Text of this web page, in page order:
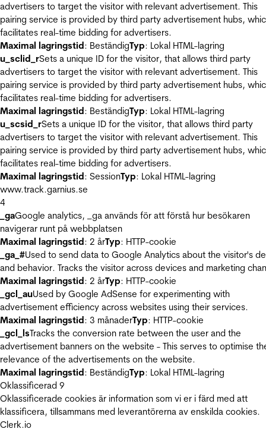
advertisers to target the visitor with relevant advertisement. This
pairing service is provided by third party advertisement hubs,
facilitates real-time bidding for advertisers.
Maximal lagringstid: BeständigTyp: Lokal HTML-lagring
u_sclid_rSets a unique ID for the visitor, that allows third party
advertisers to target the visitor with relevant advertisement. This
pairing service is provided by third party advertisement hubs,
facilitates real-time bidding for advertisers.
Maximal lagringstid: BeständigTyp: Lokal HTML-lagring
u_scsid_rSets a unique ID for the visitor, that allows third party
advertisers to target the visitor with relevant advertisement. This
pairing service is provided by third party advertisement hubs,
facilitates real-time bidding for advertisers.
Maximal lagringstid: SessionTyp: Lokal HTML-lagring
www.track.garnius.se
4
_gaGoogle analytics, _ga används för att förstå hur besökaren
navigerar runt på webbplatsen
Maximal lagringstid: 2 årTyp: HTTP-cookie
_ga_#Used to send data to Google Analytics about the visitor's
and behavior. Tracks the visitor across devices and marketing
Maximal lagringstid: 2 årTyp: HTTP-cookie
_gcl_auUsed by Google AdSense for experimenting with
advertisement efficiency across websites using their services.
Maximal lagringstid: 3 månaderTyp: HTTP-cookie
_gcl_lsTracks the conversion rate between the user and the
advertisement banners on the website - This serves to optimise
relevance of the advertisements on the website.
Maximal lagringstid: BeständigTyp: Lokal HTML-lagring
Oklassificerad 9
Oklassificerade cookies är information som vi er i färd med att
klassificera, tillsammans med leverantörerna av enskilda cookies.
Clerk.io